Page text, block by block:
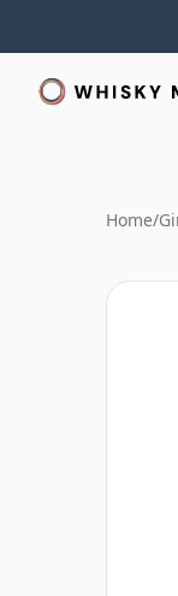
Home/